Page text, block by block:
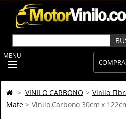
MENU
> VINILO CARBONO > Vinilo
Mate > Vinilo Carbono 30cm x